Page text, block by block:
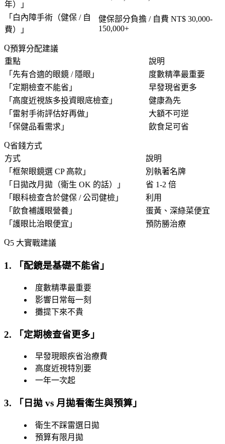
年） 」
「 白內障手術（健保 / 自
費）
」
健保部分負擔 / 自費 NT$ 30,000-
150,000+
預算分配建議
重點
說明
「 先有合適的眼鏡 / 隱眼 」
度數精準最重要
「 定期檢查不能省 」
早發現省更多
「 高度近視族多投資眼底檢查 」
健康為先
「 雷射手術評估好再做 」
大額不可逆
「 保健品看需求 」 飲食足可省
省錢方式
方式
說明
「 框架眼鏡選 CP 高款 」
別執著名牌
「 日拋改月拋（衛生 OK 的話） 」
省 1-2 倍
「 眼科檢查含於健保 / 公司健檢 」
利用
「 飲食補護眼營養 」
蛋黃、深綠菜便宜
「 護眼比治眼便宜 」 預防勝治療
5 大實戰建議
1. 「 配鏡是基礎不能省 」
度數精準最重要
影響日常每一刻
攤提下來不貴
2. 「定期檢查省更多 」
早發現眼疾省治療費
高度近視特別要
一年一次起
3. 「 日拋 vs 月拋看衛生與預算 」
衛生不踩雷選日拋
預算有限月拋